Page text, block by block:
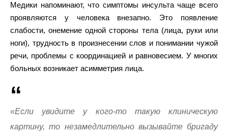
Медики напоминают, что симптомы инсульта чаще всего
проявляются у человека внезапно. Это появление
слабости, онемение одной стороны тела (лица, руки или
ноги), трудность в произнесении слов и понимании чужой
речи, проблемы с координацией и равновесием. У многих
больных возникает асимметрия лица.
«Если увидите у кого-то такую клиническую
картину, то незамедлительно вызывайте бригаду